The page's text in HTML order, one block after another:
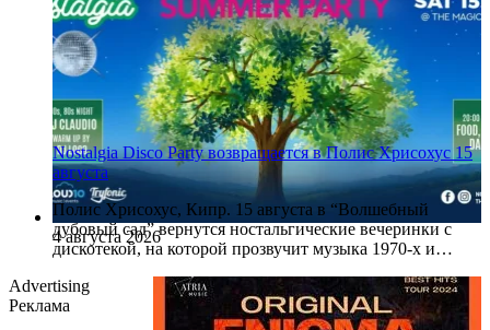
4 августа 2026
Nostalgia Disco Party возвращается в Полис Хрисохус 15
августа
Полис Хрисохус, Кипр. 15 августа в “Волшебный
дубовый сад” вернутся ностальгические вечеринки с
дискотекой, на которой прозвучит музыка 1970-х и…
Advertising
Реклама